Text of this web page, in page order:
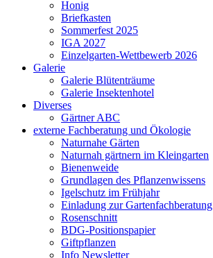
Honig
Briefkasten
Sommerfest 2025
IGA 2027
Einzelgarten-Wettbewerb 2026
Galerie
Galerie Blütenträume
Galerie Insektenhotel
Diverses
Gärtner ABC
externe Fachberatung und Ökologie
Naturnahe Gärten
Naturnah gärtnern im Kleingarten
Bienenweide
Grundlagen des Pflanzenwissens
Igelschutz im Frühjahr
Einladung zur Gartenfachberatung
Rosenschnitt
BDG-Positionspapier
Giftpflanzen
Info Newsletter